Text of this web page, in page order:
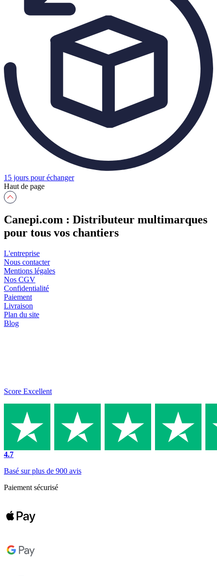
15 jours pour échanger
Haut de page
Canepi.com : Distributeur multimarques
pour tous vos chantiers
L'entreprise
Nous contacter
Mentions légales
Nos CGV
Confidentialité
Paiement
Livraison
Plan du site
Blog
Score Excellent
4.7
Basé sur plus de 900 avis
Paiement sécurisé